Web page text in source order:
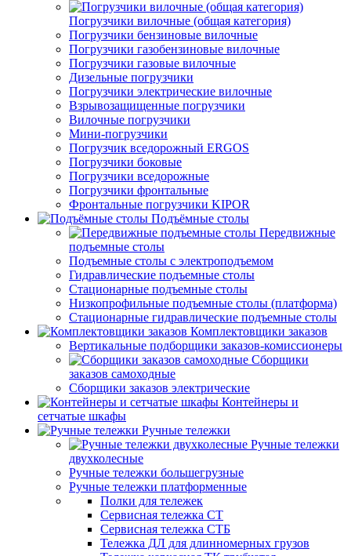
Погрузчики вилочные (общая категория)
Погрузчики бензиновые вилочные
Погрузчики газобензиновые вилочные
Погрузчики газовые вилочные
Дизельные погрузчики
Погрузчики электрические вилочные
Взрывозащищенные погрузчики
Вилочные погрузчики
Мини-погрузчики
Погрузчик вседорожный ERGOS
Погрузчики боковые
Погрузчики вседорожные
Погрузчики фронтальные
Фронтальные погрузчики KIPOR
Подъёмные столы
Передвижные
подъемные столы
Подъемные столы с электроподъемом
Гидравлические подъемные столы
Стационарные подъемные столы
Низкопрофильные подъемные столы (платформа)
Стационарные гидравлические подъемные столы
Комплектовщики заказов
Вертикальные подборщики заказов-комиссионеры
Сборщики
заказов самоходные
Сборщики заказов электрические
Контейнеры и
сетчатые шкафы
Ручные тележки
Ручные тележки
двухколесные
Ручные тележки большегрузные
Ручные тележки платформенные
Полки для тележек
Сервисная тележка СТ
Сервисная тележка СТБ
Тележка ДЛ для длинномерных грузов